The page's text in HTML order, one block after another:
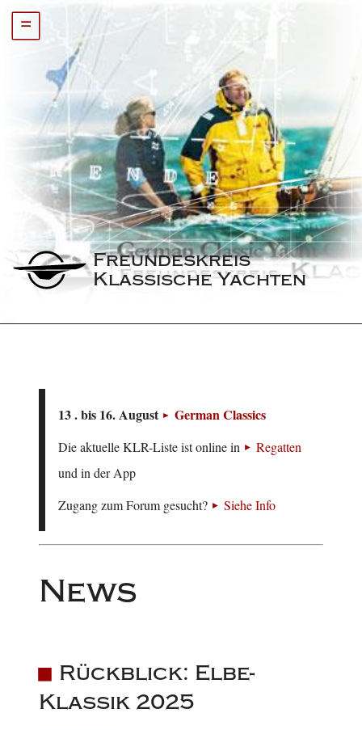
=
Freundeskreis
Klassische Yachten
13 . bis 16. August German Classics
Die aktuelle KLR-Liste ist online in
Regatten
und in der App
Zugang zum Forum gesucht?
Siehe Info
News
Rückblick: Elbe-
Klassik 2025